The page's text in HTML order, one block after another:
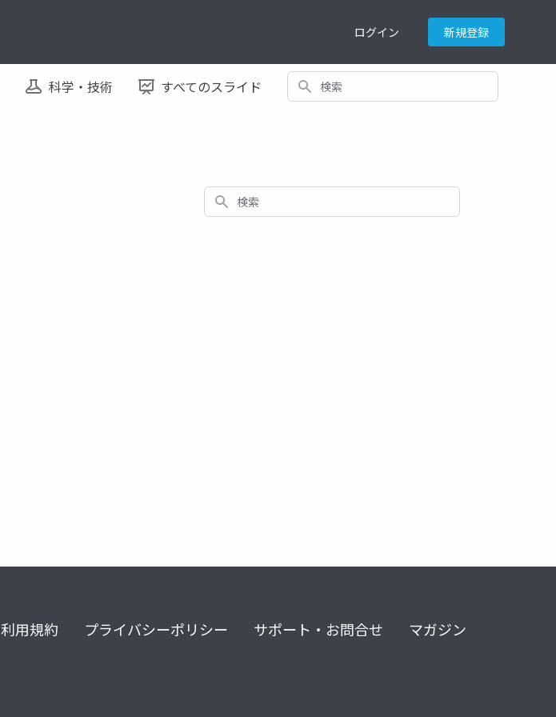
ログイン 新規登録
科学・技術 すべてのスライド 検索
検索
利用規約 プライバシーポリシー サポート・お問合せ マガジン